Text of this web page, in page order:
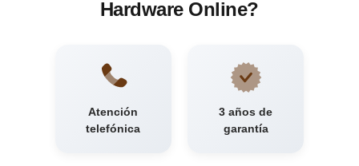
Hardware Online?
Atención
telefónica
3 años de
garantía